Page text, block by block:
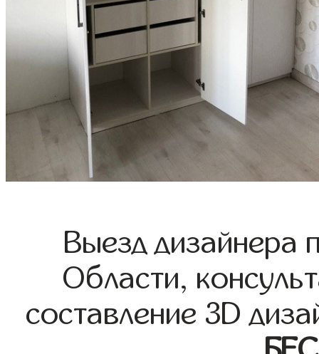
Выезд дизайнера
Области,
составление 3D